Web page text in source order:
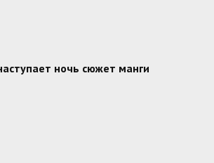
ночь сюжет манги